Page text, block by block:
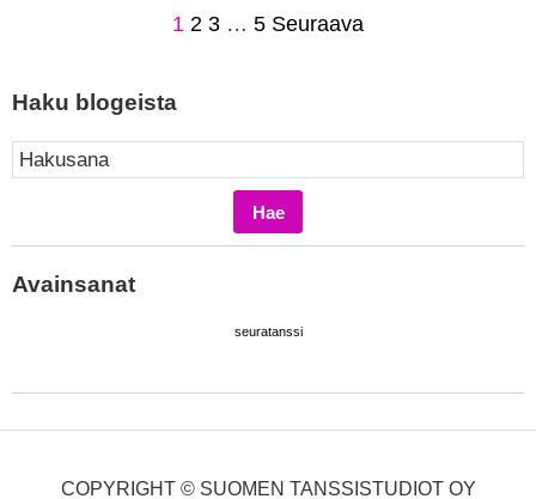
1 2 3 … 5 Seuraava
Haku blogeista
Avainsanat
seuratanssi
COPYRIGHT © SUOMEN TANSSISTUDIOT OY